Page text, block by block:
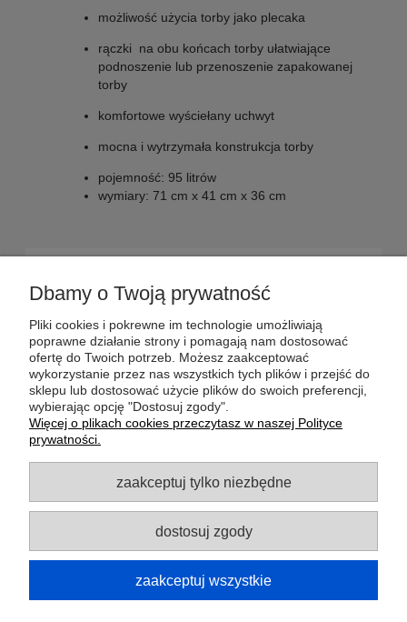
możliwość użycia torby jako plecaka
rączki na obu końcach torby ułatwiające
podnoszenie lub przenoszenie zapakowanej
torby
komfortowe wyściełany uchwyt
mocna i wytrzymała konstrukcja torby
pojemność: 95 litrów
wymiary: 71 cm x 41 cm x 36 cm
DOSTAWA
MOJE KONTO
GWARANCJA I ZWROTY
O FIRMIE
Potrzebujesz pomocy? Zapraszamy do
kontaktu!
+48 795 051 585
sklep@szpejownia.com
Dbamy o Twoją prywatność
Pliki cookies i pokrewne im technologie umożliwiają
poprawne działanie strony i pomagają nam dostosować
ofertę do Twoich potrzeb. Możesz zaakceptować
wykorzystanie przez nas wszystkich tych plików i przejść do
sklepu lub dostosować użycie plików do swoich preferencji,
wybierając opcję "Dostosuj zgody".
Więcej o plikach cookies przeczytasz w naszej Polityce
prywatności.
zaakceptuj tylko niezbędne
dostosuj zgody
zaakceptuj wszystkie